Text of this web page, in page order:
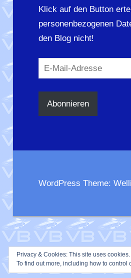
Klick auf den Button
personenbezogenen
den Blog nicht!
E-
Mail-
Adresse
Abonnieren
WordPress Theme:
Privacy & Cookies: This site uses
To find out more, including how to control